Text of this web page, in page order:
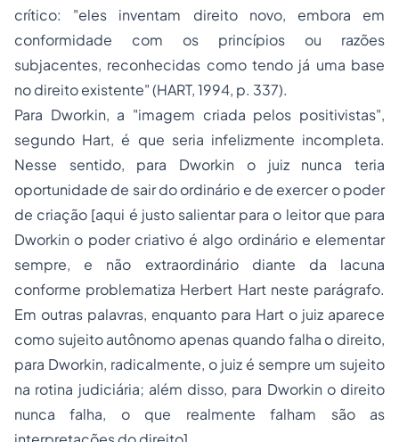
crítico: "eles inventam direito novo, embora em
conformidade com os princípios ou razões
subjacentes, reconhecidas como tendo já uma base
no direito existente" (HART, 1994, p. 337).
Para Dworkin, a "imagem criada pelos positivistas",
segundo Hart, é que seria infelizmente incompleta.
Nesse sentido, para Dworkin o juiz nunca teria
oportunidade de sair do ordinário e de exercer o poder
de criação [aqui é justo salientar para o leitor que para
Dworkin o poder criativo é algo ordinário e elementar
sempre, e não extraordinário diante da lacuna
conforme problematiza Herbert Hart neste parágrafo.
Em outras palavras, enquanto para Hart o juiz aparece
como sujeito autônomo apenas quando falha o direito,
para Dworkin, radicalmente, o juiz é sempre um sujeito
na rotina judiciária; além disso, para Dworkin o direito
nunca falha, o que realmente falham são as